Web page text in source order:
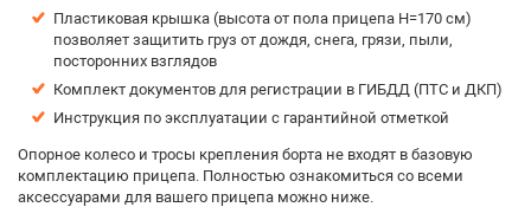
Пластиковая крышка (высота от пола прицепа H=170 см)
позволяет защитить груз от дождя, снега, грязи, пыли,
посторонних взглядов
Комплект документов для регистрации в ГИБДД (ПТС и ДКП)
Инструкция по эксплуатации с гарантийной отметкой
Опорное колесо и тросы крепления борта не входят в базовую
комплектацию прицепа. Полностью ознакомиться со всеми
аксессуарами для вашего прицепа можно ниже.